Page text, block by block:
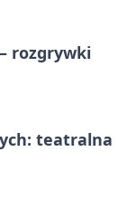
rozgrywki
teatralna